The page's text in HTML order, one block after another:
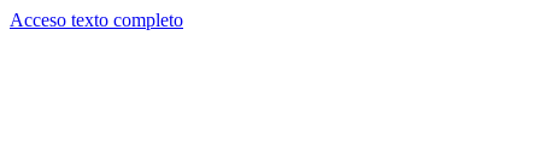
Acceso texto completo